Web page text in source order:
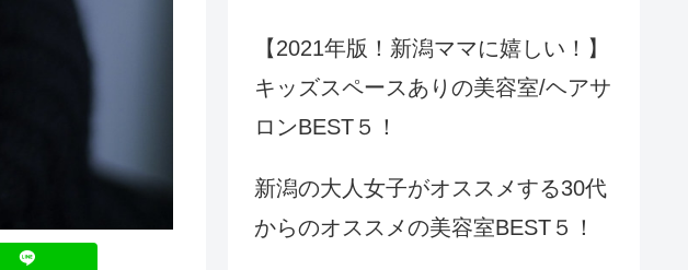
【2021年版！新潟ママに嬉しい！】
キッズスペースありの美容室/ヘアサ
ロンBEST５！
新潟の大人女子がオススメする30代
からのオススメの美容室BEST５！